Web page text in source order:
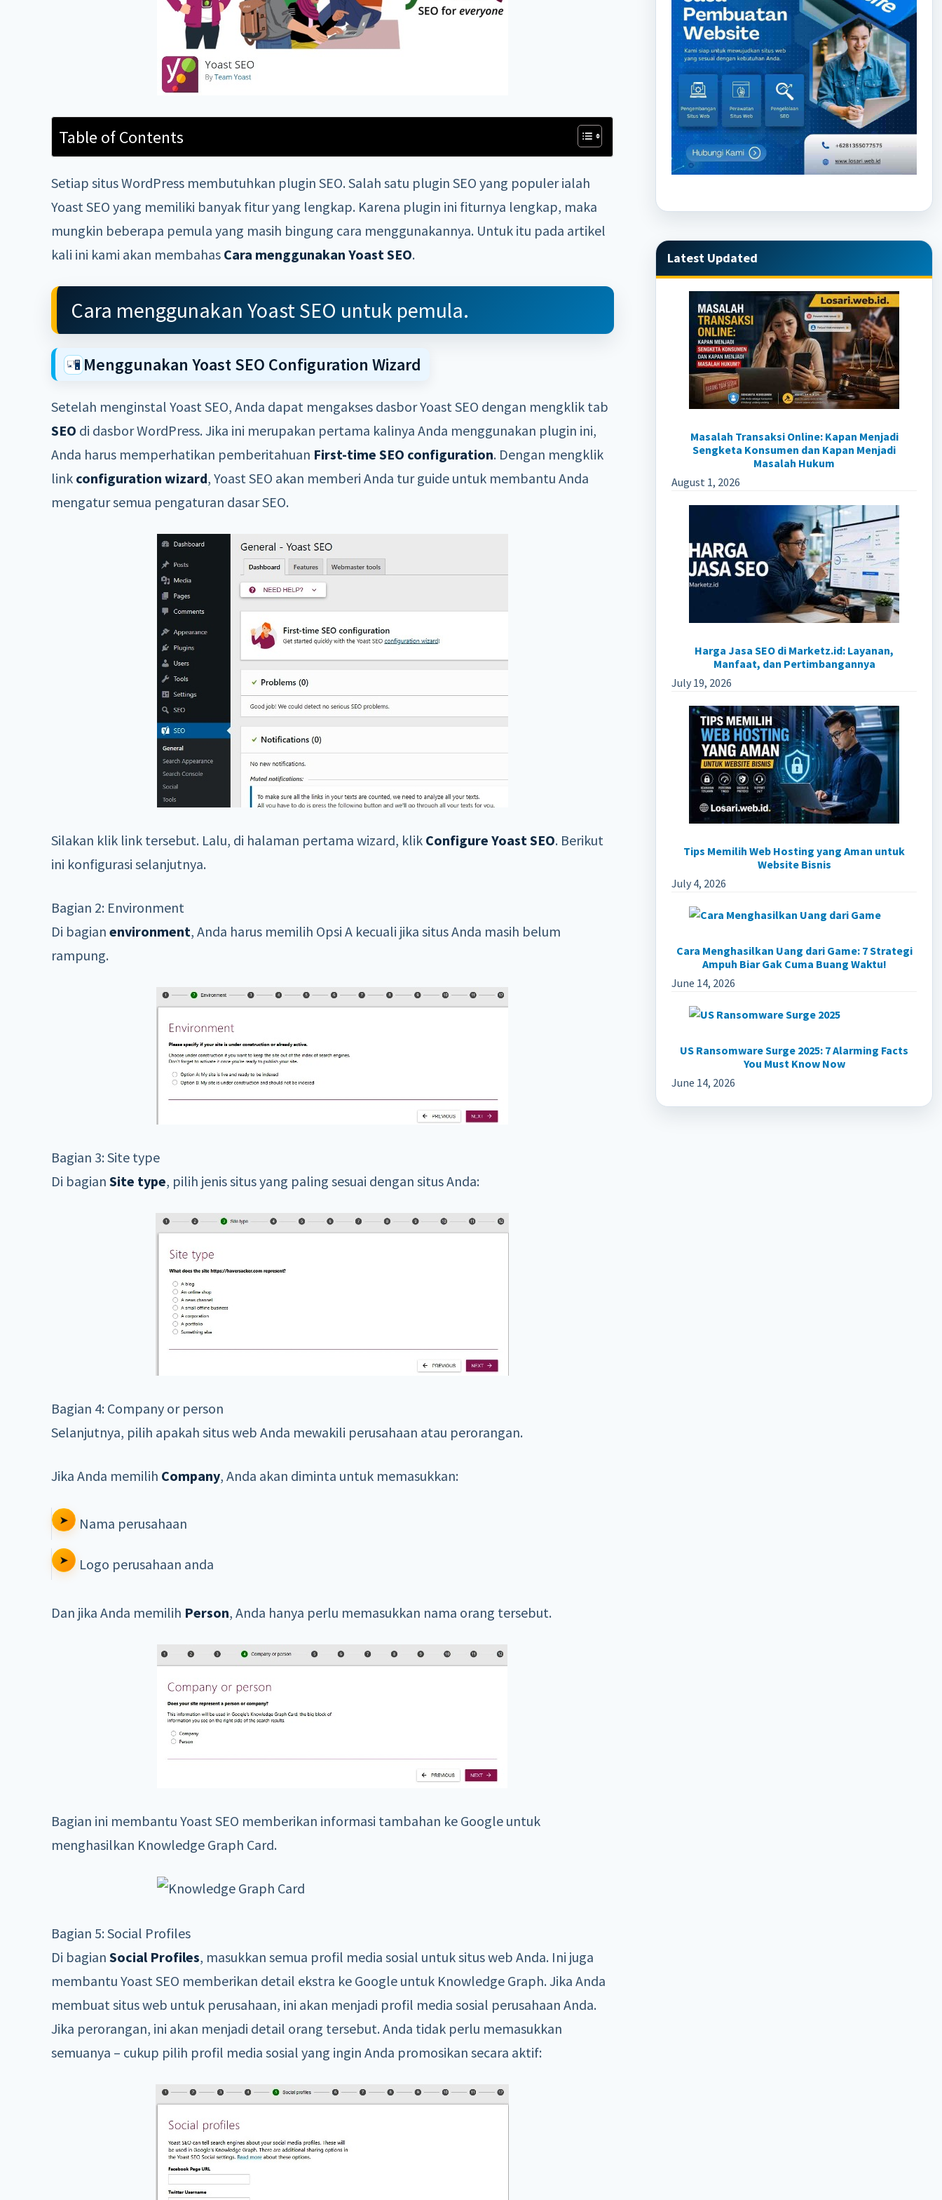
Table of Contents
Setiap situs WordPress membutuhkan plugin SEO. Salah satu plugin SEO yang populer ialah
Yoast SEO yang memiliki banyak fitur yang lengkap. Karena plugin ini fiturnya lengkap, maka
mungkin beberapa pemula yang masih bingung cara menggunakannya. Untuk itu pada artikel
kali ini kami akan membahas Cara menggunakan Yoast SEO.
Cara menggunakan Yoast SEO untuk pemula.
Menggunakan Yoast SEO Configuration Wizard
Setelah menginstal Yoast SEO, Anda dapat mengakses dasbor Yoast SEO dengan mengklik tab
SEO di dasbor WordPress. Jika ini merupakan pertama kalinya Anda menggunakan plugin ini,
Anda harus memperhatikan pemberitahuan First-time SEO configuration. Dengan mengklik
link configuration wizard, Yoast SEO akan memberi Anda tur guide untuk membantu Anda
mengatur semua pengaturan dasar SEO.
Silakan klik link tersebut. Lalu, di halaman pertama wizard, klik Configure Yoast SEO. Berikut
ini konfigurasi selanjutnya.
Bagian 2: Environment
Di bagianenvironment, Anda harus memilih Opsi A kecuali jika situs Anda masih belum
rampung.
Bagian 3: Site type
Di bagianSite type, pilih jenis situs yang paling sesuai dengan situs Anda:
Bagian 4: Company or person
Selanjutnya, pilih apakah situs web Anda mewakili perusahaan atau perorangan.
Jika Anda memilih Company, Anda akan diminta untuk memasukkan:
Nama perusahaan
Logo perusahaan anda
Dan jika Anda memilih Person, Anda hanya perlu memasukkan nama orang tersebut.
Bagian ini membantu Yoast SEO memberikan informasi tambahan ke Google untuk
menghasilkan Knowledge Graph Card.
Bagian 5: Social Profiles
Di bagianSocial Profiles, masukkan semua profil media sosial untuk situs web Anda. Ini juga
membantu Yoast SEO memberikan detail ekstra ke Google untuk Knowledge Graph. Jika Anda
membuat situs web untuk perusahaan, ini akan menjadi profil media sosial perusahaan Anda.
Jika perorangan, ini akan menjadi detail orang tersebut. Anda tidak perlu memasukkan
semuanya – cukup pilih profil media sosial yang ingin Anda promosikan secara aktif:
Latest Updated
Masalah Transaksi Online: Kapan Menjadi
Sengketa Konsumen dan Kapan Menjadi
Masalah Hukum
August 1, 2026
Harga Jasa SEO di Marketz.id: Layanan,
Manfaat, dan Pertimbangannya
July 19, 2026
Tips Memilih Web Hosting yang Aman untuk
Website Bisnis
July 4, 2026
Cara Menghasilkan Uang dari Game: 7 Strategi
Ampuh Biar Gak Cuma Buang Waktu!
June 14, 2026
US Ransomware Surge 2025: 7 Alarming Facts
You Must Know Now
June 14, 2026